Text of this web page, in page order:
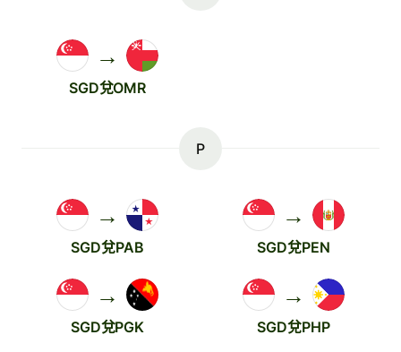
→
SGD兌OMR
P
→
SGD兌PAB
→
SGD兌PEN
→
SGD兌PGK
→
SGD兌PHP